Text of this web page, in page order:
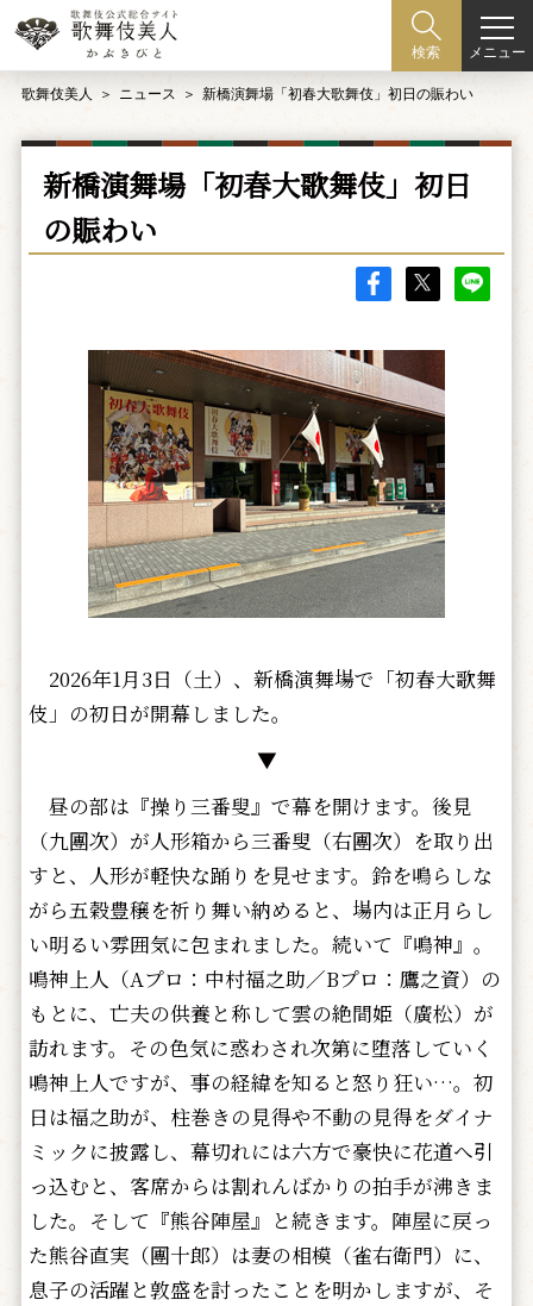
検索 メニュー
歌舞伎美人 ニュース 新橋演舞場「初春大歌舞伎」初日の賑わい
新橋演舞場「初春大歌舞伎」初日
の賑わい
2026年1月3日（土）、新橋演舞場で「初春大歌舞
伎」の初日が開幕しました。
▼
昼の部は『操り三番叟』で幕を開けます。後見
（九團次）が人形箱から三番叟（右團次）を取り出
すと、人形が軽快な踊りを見せます。鈴を鳴らしな
がら五穀豊穣を祈り舞い納めると、場内は正月らし
い明るい雰囲気に包まれました。続いて『鳴神』。
鳴神上人（Aプロ：中村福之助／Bプロ：鷹之資）の
もとに、亡夫の供養と称して雲の絶間姫（廣松）が
訪れます。その色気に惑わされ次第に堕落していく
鳴神上人ですが、事の経緯を知ると怒り狂い…。初
日は福之助が、柱巻きの見得や不動の見得をダイナ
ミックに披露し、幕切れには六方で豪快に花道へ引
っ込むと、客席からは割れんばかりの拍手が沸きま
した。そして『熊谷陣屋』と続きます。陣屋に戻っ
た熊谷直実（團十郎）は妻の相模（雀右衛門）に、
息子の活躍と敦盛を討ったことを明かしますが、そ